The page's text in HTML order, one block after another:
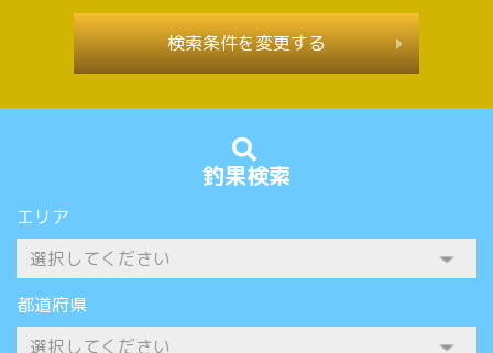
釣果検索
エリア
都道府県
検索条件を変更する